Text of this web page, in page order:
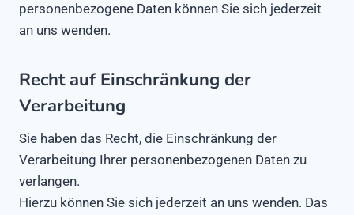
personenbezogene Daten können Sie sich jederzeit
an uns wenden.
Recht auf Einschränkung der
Verarbeitung
Sie haben das Recht, die Einschränkung der
Verarbeitung Ihrer personenbezogenen Daten zu
verlangen.
Hierzu können Sie sich jederzeit an uns wenden. Das